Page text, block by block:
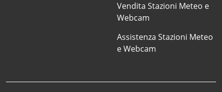
Vendita Stazioni Meteo e
Webcam
Assistenza Stazioni Meteo
e Webcam